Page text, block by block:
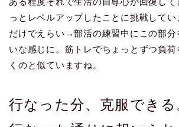
っとレベルアップしたことに挑戦してい
だけでえらい→部活の練習中にこの部分
いな感じに。筋トレでちょっとずつ負
くのと似ていますね。
行なった分、克服できる